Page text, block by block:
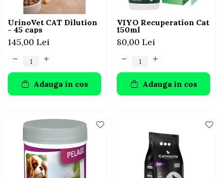
UrinoVet CAT Dilution
- 45 caps
145,00 Lei
Adauga in cos
VIYO Recuperation Cat
150ml
80,00 Lei
Adauga in cos